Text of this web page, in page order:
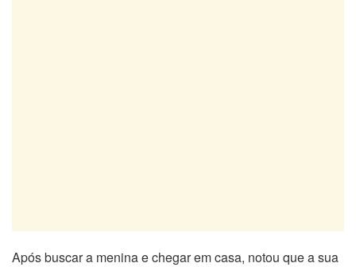
Após buscar a menina e chegar em casa, notou que a sua